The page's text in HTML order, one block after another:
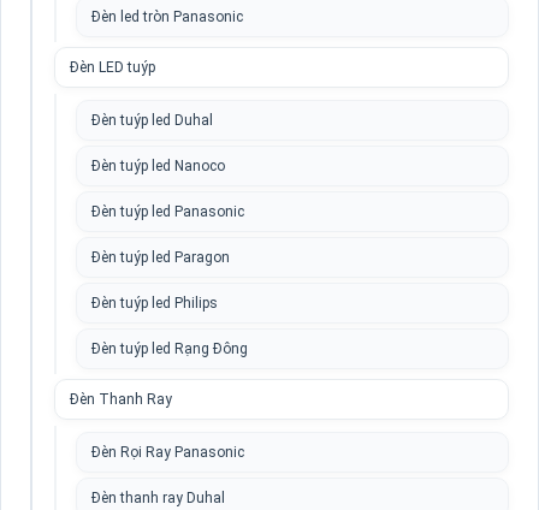
Đèn led tròn Panasonic
Đèn LED tuýp
Đèn tuýp led Duhal
Đèn tuýp led Nanoco
Đèn tuýp led Panasonic
Đèn tuýp led Paragon
Đèn tuýp led Philips
Đèn tuýp led Rạng Đông
Đèn Thanh Ray
Đèn Rọi Ray Panasonic
Đèn thanh ray Duhal